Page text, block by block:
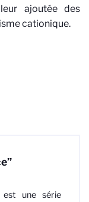
ajoutée des
cationique.
une série